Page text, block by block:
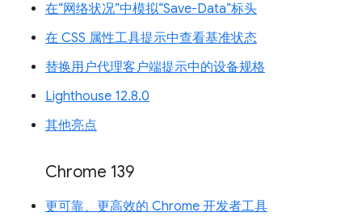
在“网络状况”中模拟“Save-Data”标头
在 CSS 属性工具提示中查看基准状态
替换用户代理客户端提示中的设备规格
Lighthouse 12.8.0
其他亮点
Chrome 139
更可靠、更高效的 Chrome 开发者工具